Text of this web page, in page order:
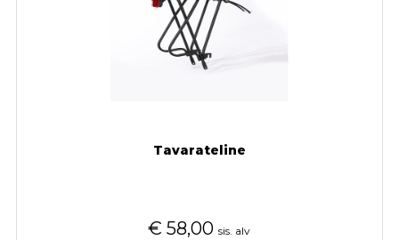
Tavarateline
€ 58,00 sis. alv